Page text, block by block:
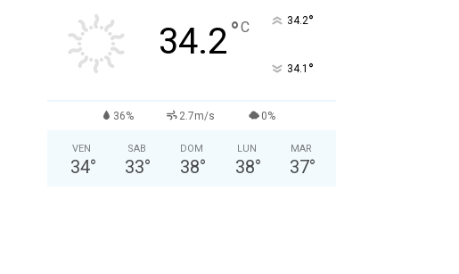
34.2°C 34.2°
34.1 °
36% 2.7m/s 0%
VEN
34°
SAB
33°
DOM
38°
LUN
38°
MAR
37°